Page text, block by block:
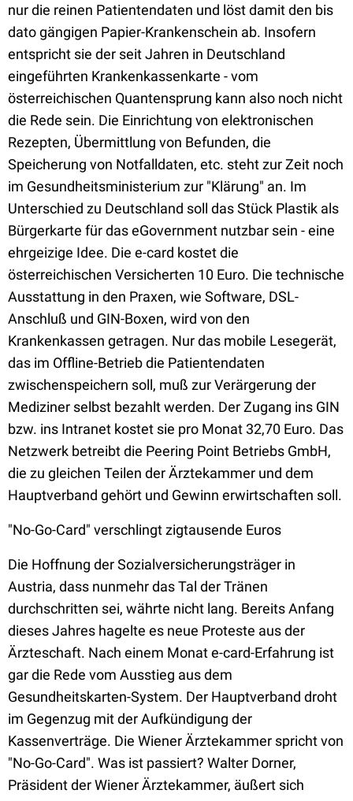
nur die reinen Patientendaten und löst damit den bis
dato gängigen Papier-Krankenschein ab. Insofern
entspricht sie der seit Jahren in Deutschland
eingeführten Krankenkassenkarte - vom
österreichischen Quantensprung kann also noch nicht
die Rede sein. Die Einrichtung von elektronischen
Rezepten, Übermittlung von Befunden, die
Speicherung von Notfalldaten, etc. steht zur Zeit noch
im Gesundheitsministerium zur "Klärung" an. Im
Unterschied zu Deutschland soll das Stück Plastik als
Bürgerkarte für das eGovernment nutzbar sein - eine
ehrgeizige Idee. Die e-card kostet die
österreichischen Versicherten 10 Euro. Die technische
Ausstattung in den Praxen, wie Software, DSL-
Anschluß und GIN-Boxen, wird von den
Krankenkassen getragen. Nur das mobile Lesegerät,
das im Offline-Betrieb die Patientendaten
zwischenspeichern soll, muß zur Verärgerung der
Mediziner selbst bezahlt werden. Der Zugang ins GIN
bzw. ins Intranet kostet sie pro Monat 32,70 Euro. Das
Netzwerk betreibt die Peering Point Betriebs GmbH,
die zu gleichen Teilen der Ärztekammer und dem
Hauptverband gehört und Gewinn erwirtschaften soll.
"No-Go-Card" verschlingt zigtausende Euros
Die Hoffnung der Sozialversicherungsträger in
Austria, dass nunmehr das Tal der Tränen
durchschritten sei, währte nicht lang. Bereits Anfang
dieses Jahres hagelte es neue Proteste aus der
Ärzteschaft. Nach einem Monat e-card-Erfahrung ist
gar die Rede vom Ausstieg aus dem
Gesundheitskarten-System. Der Hauptverband droht
im Gegenzug mit der Aufkündigung der
Kassenverträge. Die Wiener Ärztekammer spricht von
"No-Go-Card". Was ist passiert? Walter Dorner,
Präsident der Wiener Ärztekammer, äußert sich